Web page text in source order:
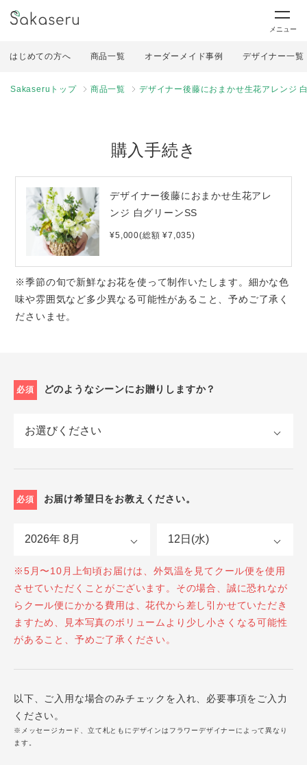
メニュー
はじめての方へ 商品一覧 オーダーメイド事例 デザイナー一覧
Sakaseruトップ 商品一覧 デザイナー後藤におまかせ生花アレンジ
購入手続き
デザイナー後藤におまかせ生花アレ
ンジ 白グリーンSS
¥5,000(総額 ¥7,035)
※季節の旬で新鮮なお花を使って制作いたします。細かな色
味や雰囲気など多少異なる可能性があること、予めご了承く
ださいませ。
必須 どのようなシーンにお贈りしますか？
必須 お届け希望日をお教えください。
※5月〜10月上旬頃お届けは、外気温を見てクール便を使用
させていただくことがございます。その場合、誠に恐れなが
らクール便にかかる費用は、花代から差し引かせていただき
ますため、見本写真のボリュームより少し小さくなる可能性
があること、予めご了承ください。
以下、ご入用な場合のみチェックを入れ、必要事項をご入力
ください。
※メッセージカード、立て札ともにデザインはフラワーデザイナーによって異なり
ます。